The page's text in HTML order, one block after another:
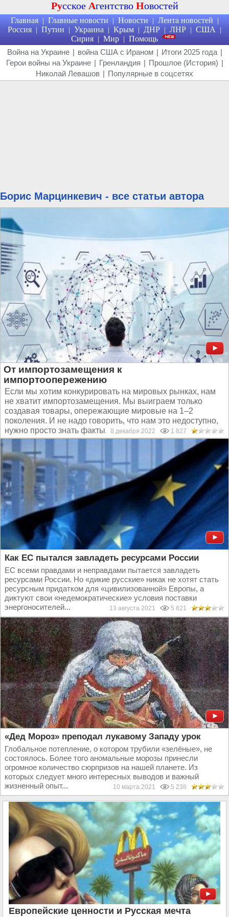
Русское Агентство Новостей
Главная | Главные новости | Новости | Лента новостей |
Россия | Путин | Украина | Крым | ДНР | ЛНР | США |
Сирия | Мир | Помощь
Война на Украине | война США с Ираном | Итоги 2025 года |
Герои войны на Украине | Гренландия | Прошлое (История) |
Николай Левашов | Популярные в соцсетях
Борис Марцинкевич - все статьи автора
От импортозамещения к
импортоопережению
Если мы хотим конкурировать на мировых рынках, нам
не хватит импортозамещения. Мы выиграем только
создавая товары, опережающие мировые на 1–2
поколения. И не надо говорить, что нам это недоступно,
нужно просто знать факты...8 декабря 2022 1 827
Как ЕС пытался завладеть ресурсами России
ЕС всеми правдами и неправдами пытается завладеть
ресурсами России. Но «дикие русские» никак не хотят стать
ресурсным придатком для «цивилизованной» Европы, а
диктуют свои «недемократические» условия поставки
энергоносителей...
13 августа 2021 5 821
«Дед Мороз» преподал лукавому Западу урок
Глобальное потепление, о котором трубили «зелёные», не
состоялось. Более того аномальные морозы принесли
огромное количество сюрпризов на нашей планете. Из
которых следует много интересных выводов и важный
жизненный опыт...
10 марта 2021 5 238
Европейские ценности и Русская мечта